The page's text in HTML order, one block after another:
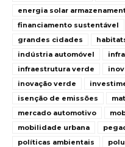
energia solar
financiamento sustentável
grandes cidades
indústria automóvel
infraestrutura verde
inovação verde
isenção de emissões
mercado automotivo
mobilidade urbana
políticas ambientais